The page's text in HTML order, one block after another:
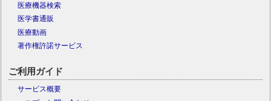
医療機器検索
医学書通販
医療動画
著作権許諾サービス
ご利用ガイド
サービス概要